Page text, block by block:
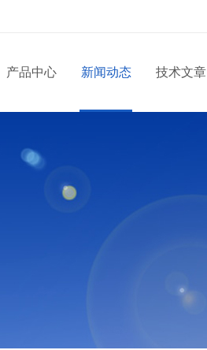
产品中心 新闻动态 技术文章